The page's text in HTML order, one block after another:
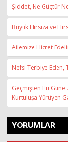
Şiddet, Ne Güçtür
Büyük Hırsıza ve
Ailemize Hicret
Nefsi Terbiye Eden,
Geçmişten Bu
Kurtuluşa Yürüyen
YORUMLAR